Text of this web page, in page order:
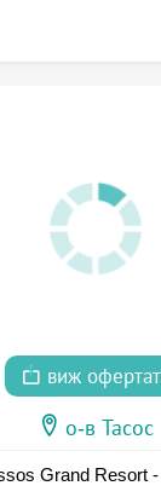
виж
о-в Тасос
Grand Resort -